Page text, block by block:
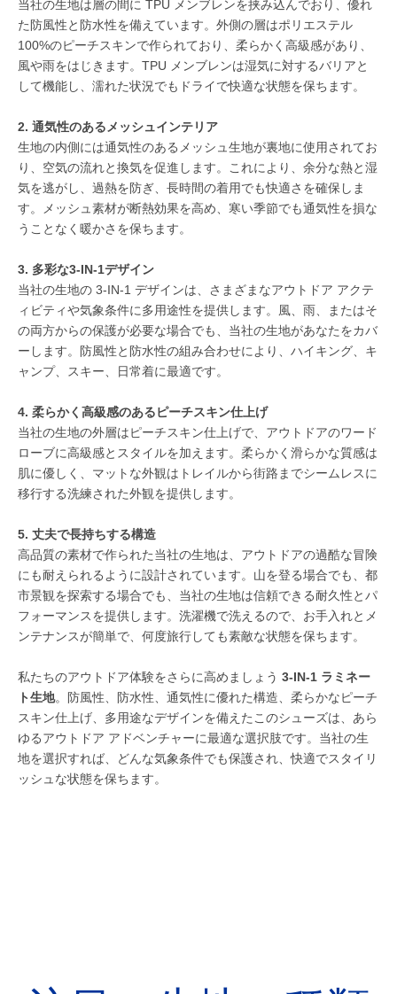
当社の生地は層の間に TPU メンブレンを挟み込んでおり、優れ
た防風性と防水性を備えています。外側の層はポリエステル
100%のピーチスキンで作られており、柔らかく高級感があり、
風や雨をはじきます。TPU メンブレンは湿気に対するバリアと
して機能し、濡れた状況でもドライで快適な状態を保ちます。
2. 通気性のあるメッシュインテリア
生地の内側には通気性のあるメッシュ生地が裏地に使用されてお
り、空気の流れと換気を促進します。これにより、余分な熱と湿
気を逃がし、過熱を防ぎ、長時間の着用でも快適さを確保しま
す。メッシュ素材が断熱効果を高め、寒い季節でも通気性を損な
うことなく暖かさを保ちます。
3. 多彩な3-IN-1デザイン
当社の生地の 3-IN-1 デザインは、さまざまなアウトドア アクテ
ィビティや気象条件に多用途性を提供します。風、雨、またはそ
の両方からの保護が必要な場合でも、当社の生地があなたをカバ
ーします。防風性と防水性の組み合わせにより、ハイキング、キ
ャンプ、スキー、日常着に最適です。
4. 柔らかく高級感のあるピーチスキン仕上げ
当社の生地の外層はピーチスキン仕上げで、アウトドアのワード
ローブに高級感とスタイルを加えます。柔らかく滑らかな質感は
肌に優しく、マットな外観はトレイルから街路までシームレスに
移行する洗練された外観を提供します。
5. 丈夫で長持ちする構造
高品質の素材で作られた当社の生地は、アウトドアの過酷な冒険
にも耐えられるように設計されています。山を登る場合でも、都
市景観を探索する場合でも、当社の生地は信頼できる耐久性とパ
フォーマンスを提供します。洗濯機で洗えるので、お手入れとメ
ンテナンスが簡単で、何度旅行しても素敵な状態を保ちます。
私たちのアウトドア体験をさらに高めましょう 3-IN-1 ラミネー
ト生地。防風性、防水性、通気性に優れた構造、柔らかなピーチ
スキン仕上げ、多用途なデザインを備えたこのシューズは、あら
ゆるアウトドア アドベンチャーに最適な選択肢です。当社の生
地を選択すれば、どんな気象条件でも保護され、快適でスタイリ
ッシュな状態を保ちます。